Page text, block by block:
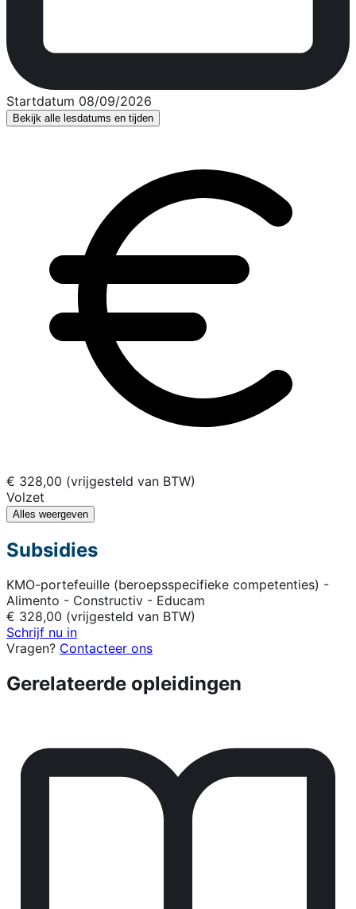
Startdatum 08/09/2026
Bekijk alle lesdatums en tijden
€ 328,00 (vrijgesteld van BTW)
Volzet
Alles weergeven
Subsidies
KMO-portefeuille (beroepsspecifieke competenties) -
Alimento - Constructiv - Educam
€ 328,00 (vrijgesteld van BTW)
Schrijf nu in
Vragen? Contacteer ons
Gerelateerde opleidingen